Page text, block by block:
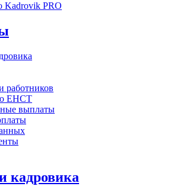
Kadrovik PRO
работников
о ЕНСТ
выплаты
кадровика